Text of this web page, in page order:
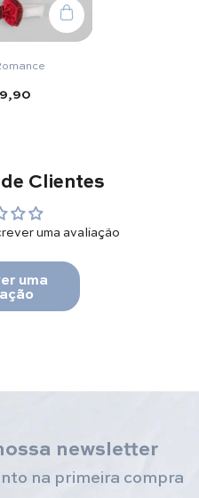
Clientes
uma avaliação
uma
newsletter
na primeira compra